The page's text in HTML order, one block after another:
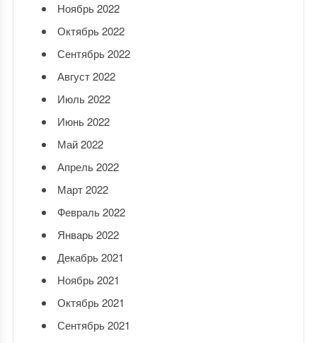
Ноябрь 2022
Октябрь 2022
Сентябрь 2022
Август 2022
Июль 2022
Июнь 2022
Май 2022
Апрель 2022
Март 2022
Февраль 2022
Январь 2022
Декабрь 2021
Ноябрь 2021
Октябрь 2021
Сентябрь 2021